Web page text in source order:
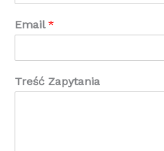
Email*
Treść Zapytania